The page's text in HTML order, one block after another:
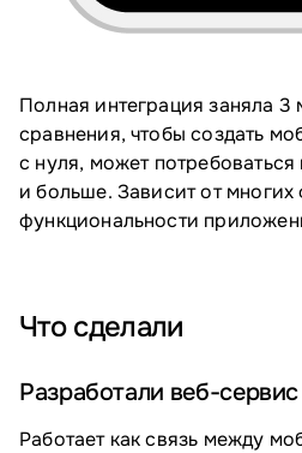
Полная интеграция заняла 3
сравнения, чтобы создать
с нуля, может
и больше. Зависит от
функциональности
Что сделали
Разработали веб-сервис
Работает как связь между